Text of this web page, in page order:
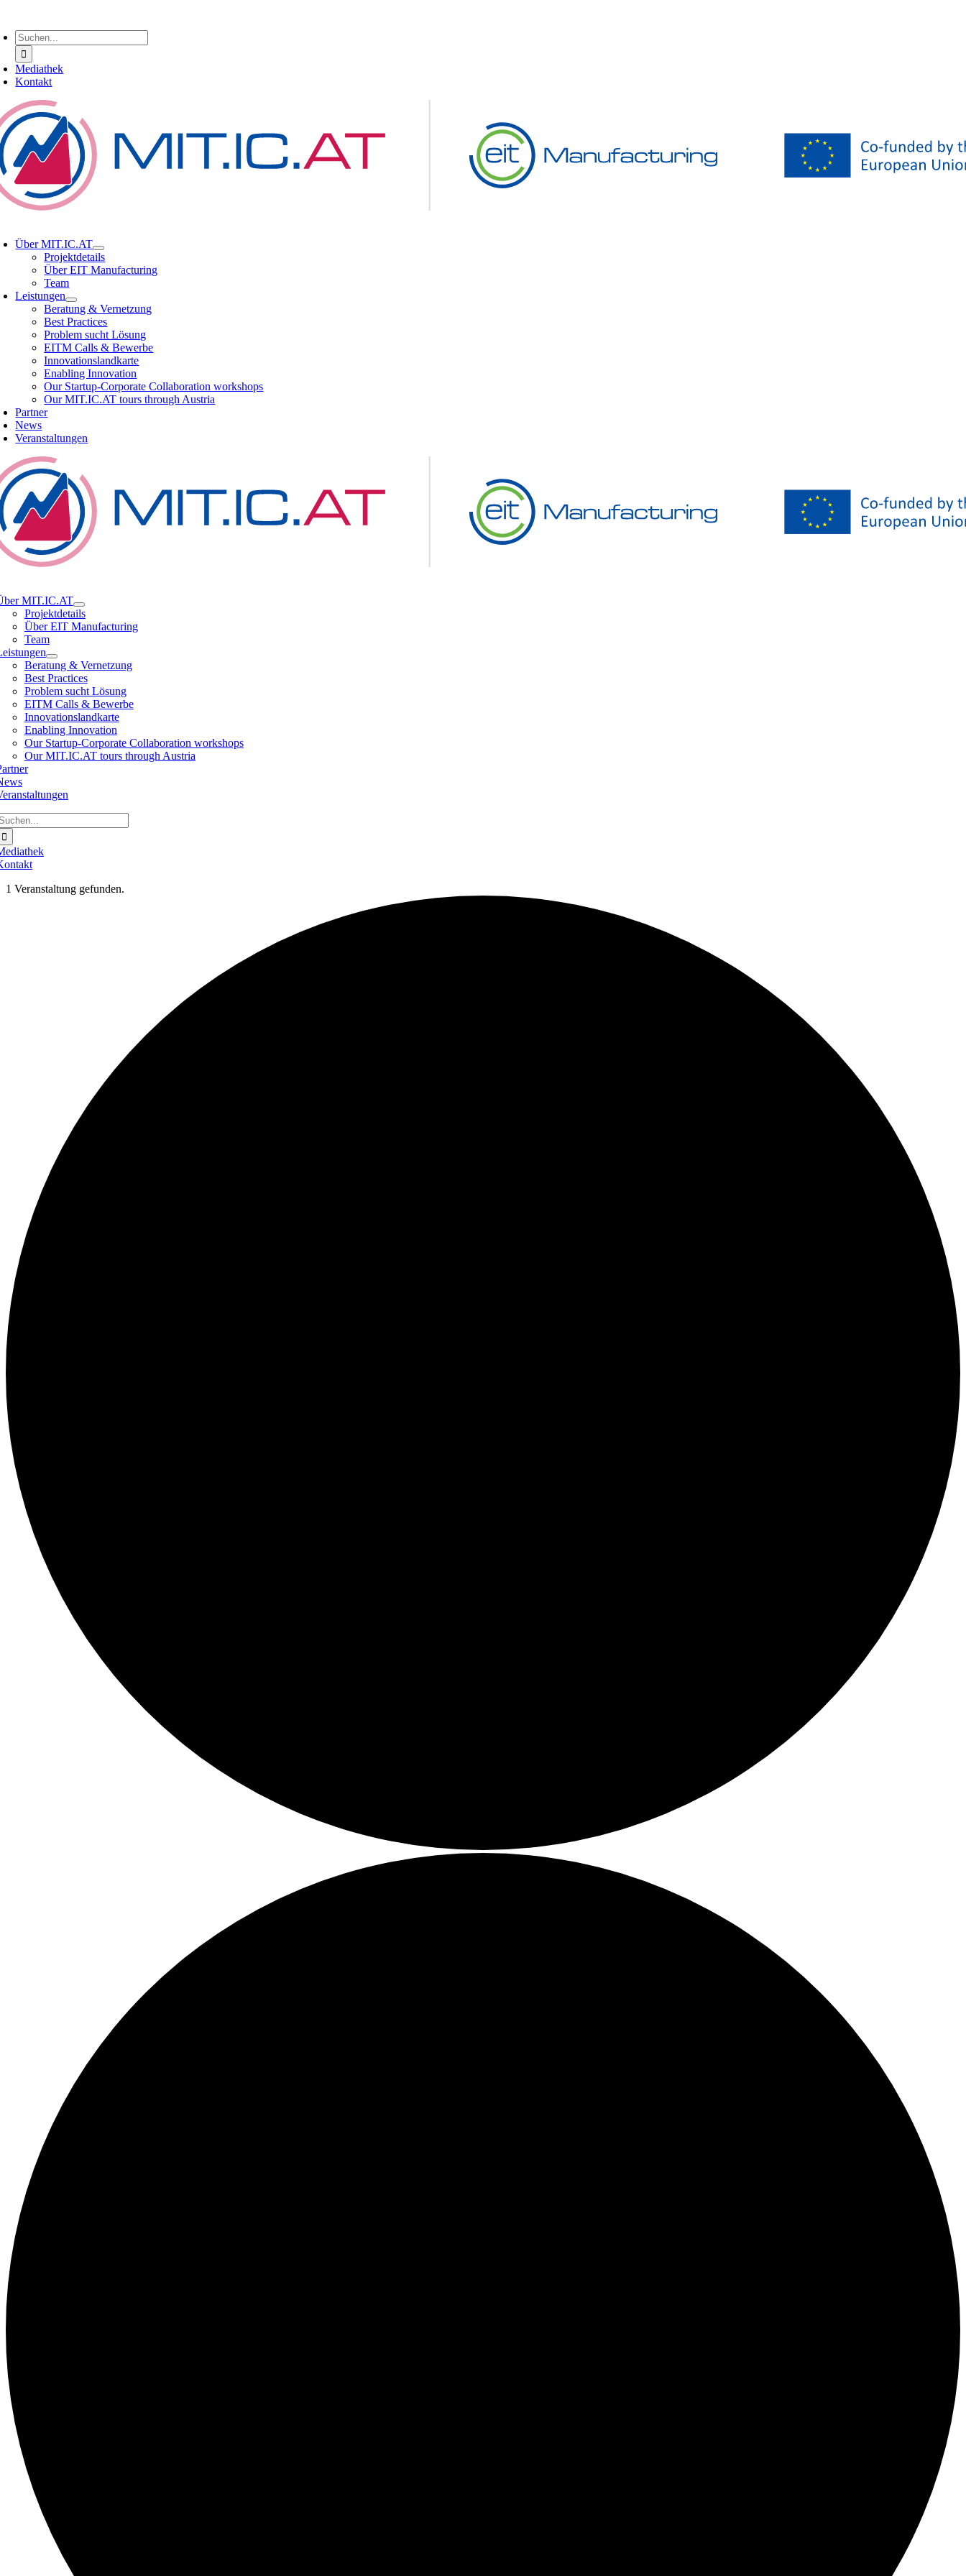
springen
Suche
nach:
Mediathek
Kontakt
Über MIT.IC.AT
Projektdetails
Über EIT Manufacturing
Team
Leistungen
Beratung & Vernetzung
Best Practices
Problem sucht Lösung
EITM Calls & Bewerbe
Innovationslandkarte
Enabling Innovation
Our Startup-Corporate Collaboration workshops
Our MIT.IC.AT tours through Austria
Partner
News
Veranstaltungen
MIT.IC.AT
Projektdetails
Über EIT Manufacturing
Team
Beratung & Vernetzung
Best Practices
Problem sucht Lösung
EITM Calls & Bewerbe
Innovationslandkarte
Enabling Innovation
Our Startup-Corporate Collaboration workshops
Our MIT.IC.AT tours through Austria
1 Veranstaltung gefunden.